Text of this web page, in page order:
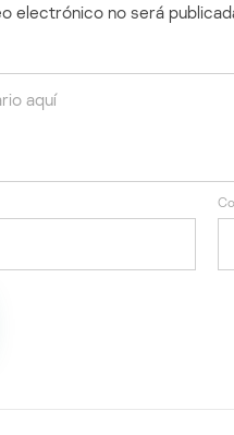
electrónico no será